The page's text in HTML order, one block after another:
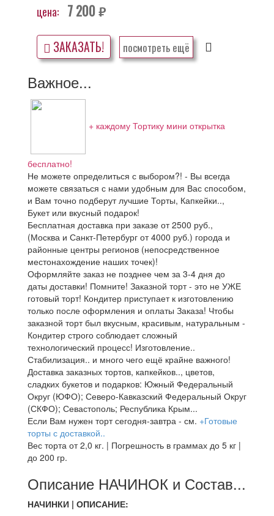
цена: 7 200 руб.
ЗАКАЗАТЬ! посмотреть ещё
Важное...
+ каждому Тортику мини открытка
бесплатно!
Не можете определиться с выбором?! - Вы всегда
можете связаться с нами удобным для Вас способом,
и Вам точно подберут лучшие Торты, Капкейки..,
Букет или вкусный подарок!
Бесплатная доставка при заказе от 2500 руб.,
(Москва и Санкт-Петербург от 4000 руб.) города и
районные центры регионов (непосредственное
местонахождение наших точек)!
Оформляйте заказ не позднее чем за 3-4 дня до
даты доставки! Помните! Заказной торт - это не УЖЕ
готовый торт! Кондитер приступает к изготовлению
только после оформления и оплаты Заказа! Чтобы
заказной торт был вкусным, красивым, натуральным -
Кондитер строго соблюдает сложный
технологический процесс! Изготовление..
Стабилизация.. и много чего ещё крайне важного!
Доставка заказных тортов, капкейков.., цветов,
сладких букетов и подарков: Южный Федеральный
Округ (ЮФО); Северо-Кавказский Федеральный Округ
(СКФО); Севастополь; Республика Крым...
Если Вам нужен торт сегодня-завтра - см. +Готовые
торты с доставкой..
Вес торта от 2,0 кг. | Погрешность в граммах до 5 кг |
до 200 гр.
Описание НАЧИНОК и Состав...
НАЧИНКИ | ОПИСАНИЕ: